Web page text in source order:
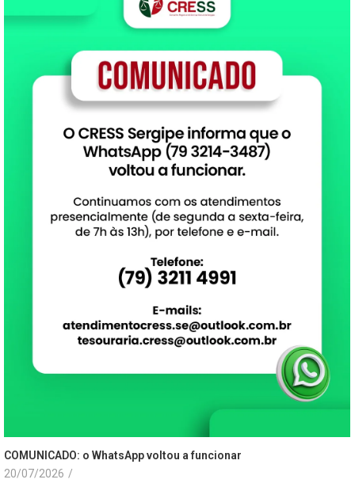
COMUNICADO: o WhatsApp voltou a funcionar
20/07/2026 /